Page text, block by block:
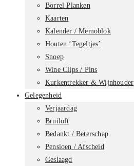
Borrel Planken
Kaarten
Kalender / Memoblok
Houten ‘Tegeltjes’
Snoep
Wine Clips / Pins
Kurkentrekker & Wijnhouder
Gelegenheid
Verjaardag
Bruiloft
Bedankt / Beterschap
Pensioen / Afscheid
Geslaagd